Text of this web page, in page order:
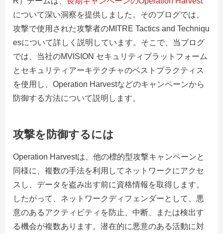
について深い洞察を提供しました。そのブログでは、
攻撃で使用された攻撃者のMITRE Tactics and Techniqu
esについて詳しく説明しています。そこで、当ブログ
では、当社のMVISION セキュリティプラットフォーム
とセキュリティアーキテクチャのベストプラクティス
を使用し、Operation Harvestなどのキャンペーンから
防御する方法について説明します。
攻撃を防御するには
Operation Harvestは、他の標的型攻撃キャンペーンと
同様に、複数の手法を利用してネットワークにアクセ
スし、データを盗み出す前に資格情報を取得します。
したがって、ネットワークディフェンダーとして、悪
意のあるアクティビティを防止、中断、または検出す
る機会が複数あります。潜在的に悪意のある活動に対